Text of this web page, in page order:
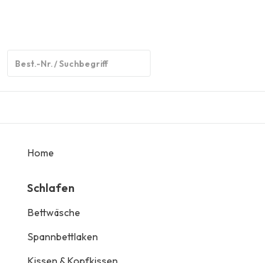
Home
Schlafen
Bettwäsche
Spannbettlaken